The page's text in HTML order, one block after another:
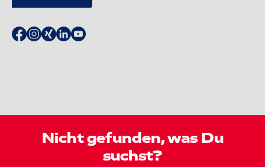
Nicht gefunden, was Du
suchst?